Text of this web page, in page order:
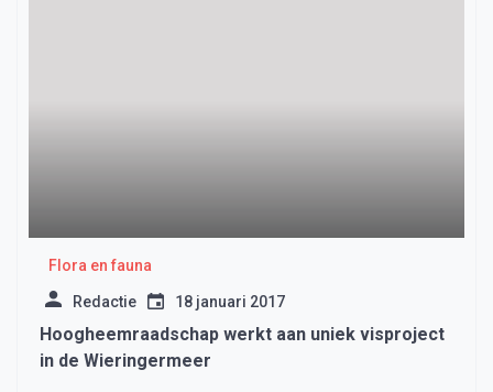
Flora en fauna
Redactie 18 januari 2017
Hoogheemraadschap werkt aan uniek visproject
in de Wieringermeer